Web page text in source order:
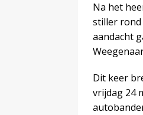
Na het
stiller rond
aandacht
Dit keer
vrijdag 24